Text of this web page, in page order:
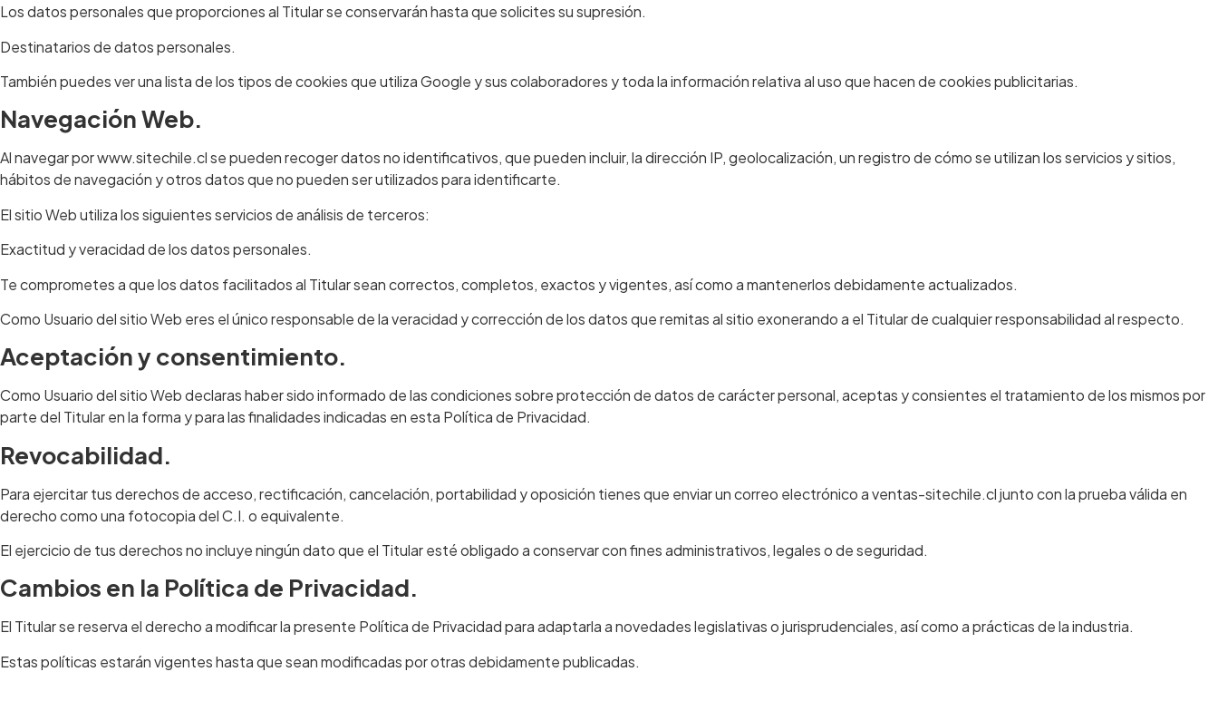
Los datos personales que proporciones al Titular se conservarán hasta que solicites su supresión.
Destinatarios de datos personales.
También puedes ver una lista de los tipos de cookies que utiliza Google y sus colaboradores y toda la información relativa al uso que hacen de cookies publicitarias.
Navegación Web.
Al navegar por www.sitechile.cl se pueden recoger datos no identificativos, que pueden incluir, la dirección IP, geolocalización, un registro de cómo se utilizan los servicios y sitios,
hábitos de navegación y otros datos que no pueden ser utilizados para identificarte.
El sitio Web utiliza los siguientes servicios de análisis de terceros:
Exactitud y veracidad de los datos personales.
Te comprometes a que los datos facilitados al Titular sean correctos, completos, exactos y vigentes, así como a mantenerlos debidamente actualizados.
Como Usuario del sitio Web eres el único responsable de la veracidad y corrección de los datos que remitas al sitio exonerando a el Titular de cualquier responsabilidad al respecto.
Aceptación y consentimiento.
Como Usuario del sitio Web declaras haber sido informado de las condiciones sobre protección de datos de carácter personal, aceptas y consientes el tratamiento de los mismos por
parte del Titular en la forma y para las finalidades indicadas en esta Política de Privacidad.
Revocabilidad.
Para ejercitar tus derechos de acceso, rectificación, cancelación, portabilidad y oposición tienes que enviar un correo electrónico a ventas-sitechile.cl junto con la prueba válida en
derecho como una fotocopia del C.I. o equivalente.
El ejercicio de tus derechos no incluye ningún dato que el Titular esté obligado a conservar con fines administrativos, legales o de seguridad.
Cambios en la Política de Privacidad.
El Titular se reserva el derecho a modificar la presente Política de Privacidad para adaptarla a novedades legislativas o jurisprudenciales, así como a prácticas de la industria.
Estas políticas estarán vigentes hasta que sean modificadas por otras debidamente publicadas.